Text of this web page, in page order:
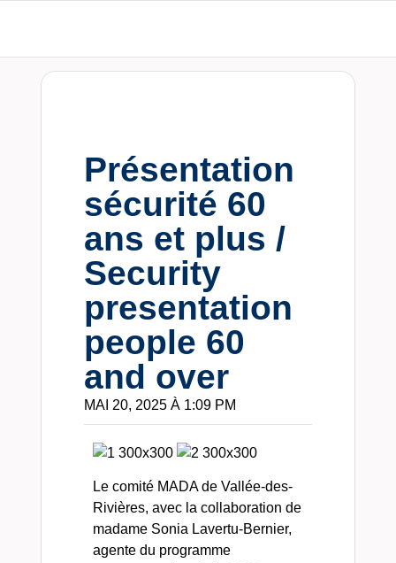
Présentation
sécurité 60
ans et plus /
Security
presentation
people 60
and over
MAI 20, 2025 À 1:09 PM
Le comité MADA de Vallée-des-
Rivières, avec la collaboration de
madame Sonia Lavertu-Bernier,
agente du programme